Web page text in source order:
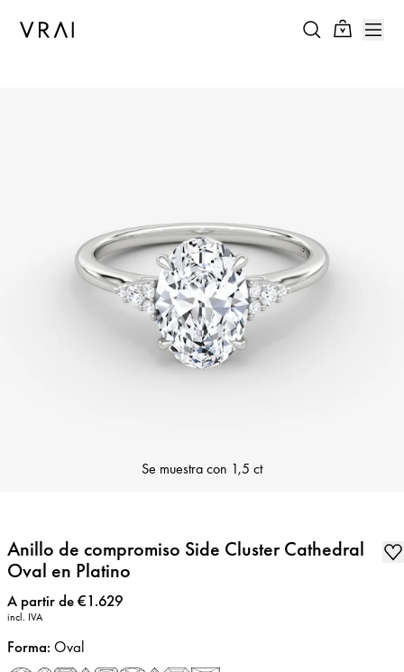
Se muestra con 1,5 ct
Anillo de compromiso Side Cluster Cathedral
Oval en Platino
Precio:
A partir de €1.629
incl. IVA
Forma: Oval